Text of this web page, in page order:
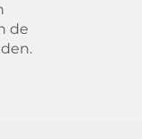
de